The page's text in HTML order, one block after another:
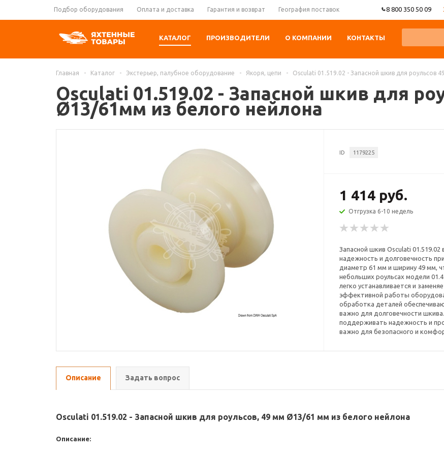
Подбор оборудования Оплата и доставка Гарантия и возврат География поставок 8 800 350 50 09
КАТАЛОГ ПРОИЗВОДИТЕЛИ О КОМПАНИИ КОНТАКТЫ
Главная - Каталог - Экстерьер, палубное оборудование - Якоря, цепи - Osculati 01.519.02 - Запасной шкив для роульсов
Osculati 01.519.02 - Запасной шкив для
Ø13/61мм из белого нейлона
ID 1179225
1 414 руб.
Отгрузка 6-10 недель
Запасной шкив Osculati 01.519.02
надежность и долговечность
диаметр 61 мм и ширину 49 мм,
небольших роульсах модели
легко устанавливается и
эффективной работы
обработка деталей
важно для долговечности
поддерживать надежность и
важно для безопасного и
Описание Задать вопрос
Osculati 01.519.02 - Запасной шкив для роульсов, 49 мм Ø13/61 мм из белого нейлона
Описание: